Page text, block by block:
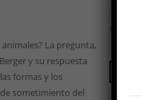
La pregunta,
y su respuesta
formas y los
sometimiento del
OP N° 29